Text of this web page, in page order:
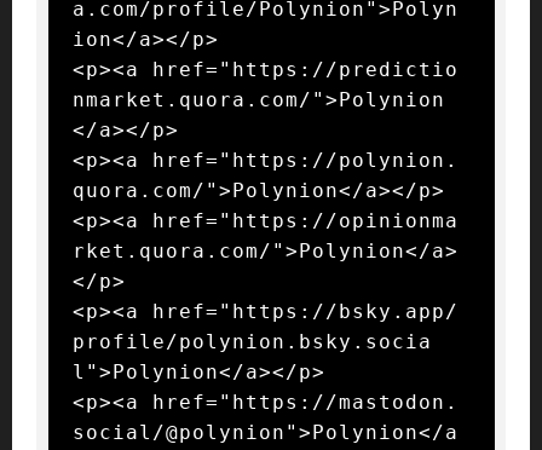
a.com/profile/Polynion">Polyn
ion</a></p>
<p><a href="https://predictio
nmarket.quora.com/">Polynion
</a></p>
<p><a href="https://polynion.
quora.com/">Polynion</a></p>
<p><a href="https://opinionma
rket.quora.com/">Polynion</a>
</p>
<p><a href="https://bsky.app/
profile/polynion.bsky.socia
l">Polynion</a></p>
<p><a href="https://mastodon.
social/@polynion">Polynion</a